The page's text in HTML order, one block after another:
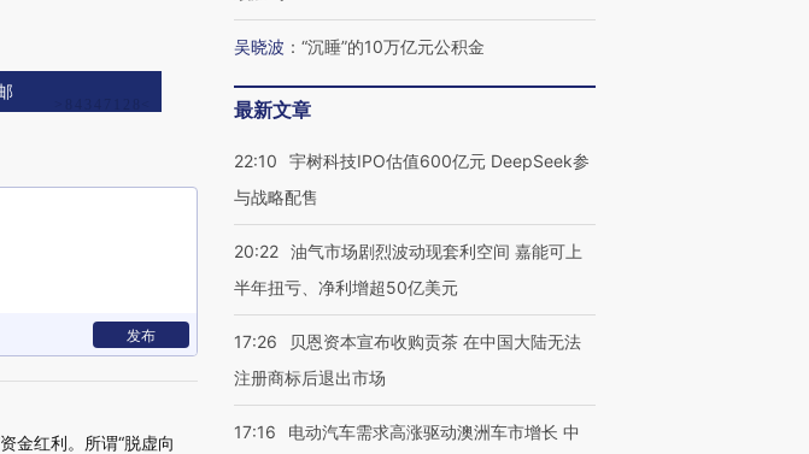
发布
金红利。所谓“脱虚向
吴晓波 ： “沉睡”的10万亿元公积金
最新文章
22:10
宇树科技IPO估值600亿元 DeepSeek参
与战略配售
20:22 油气市场剧烈波动现套利空间 嘉能可上
半年扭亏、净利增超50亿美元
17:26
贝恩资本宣布收购贡茶 在中国大陆无法
注册商标后退出市场
17:16
电动汽车需求高涨驱动澳洲车市增长 中